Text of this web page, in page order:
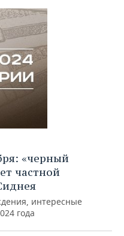
«черный
частной
интересные
года